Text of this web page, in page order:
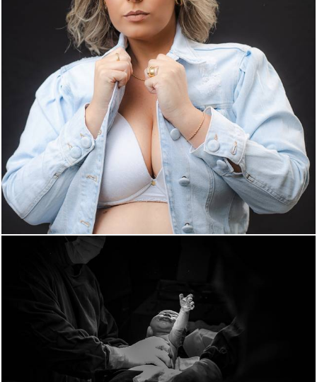
476 0